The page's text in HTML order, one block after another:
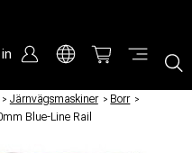
/ Järnvägsmaskiner / Borr /
Blue-Line Rail